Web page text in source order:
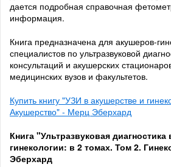
дается подробная справочная
информация.
Книга предназначена для акушеров-
специалистов по ультразвуковой
консультаций и акушерских
медицинских вузов и факультетов.
Купить книгу "УЗИ в акушерстве и
Акушерство" - Мерц Эберхард
Книга "Ультразвуковая
гинекологии: в 2 томах. Том 2.
Эберхард